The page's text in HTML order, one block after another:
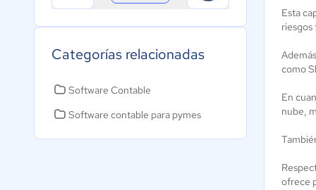
Categorías relacionadas
Software Contable
Software contable para pymes
Esta
riesgos
como
En
nube,
ofrece